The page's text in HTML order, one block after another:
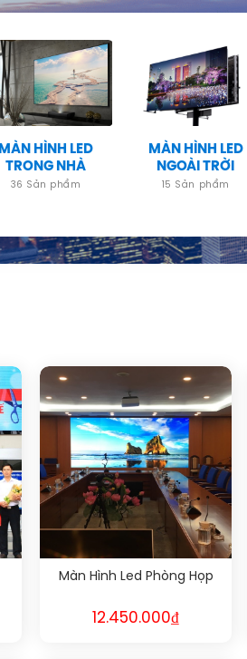
MÀN HÌNH LED
TRONG NHÀ
36 Sản phẩm
MÀN HÌNH LED
NGOÀI TRỜI
15 Sản phẩm
Màn Hình Led Phòng Họp
12.450.000₫